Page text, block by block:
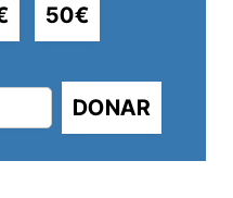
50€
DONAR